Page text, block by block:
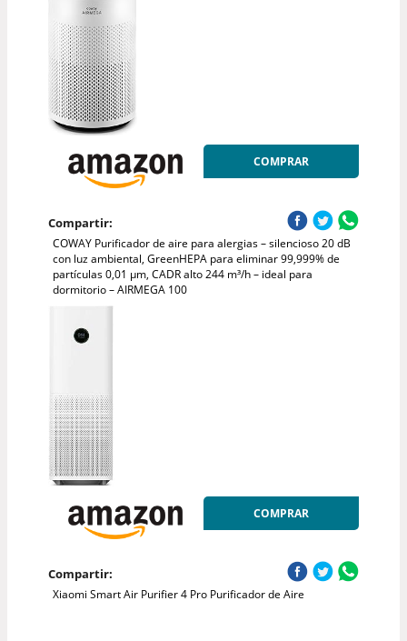
COMPRAR
Compartir:
COWAY Purificador de aire para alergias – silencioso 20 dB
con luz ambiental, GreenHEPA para eliminar 99,999% de
partículas 0,01 µm, CADR alto 244 m³/h – ideal para
dormitorio – AIRMEGA 100
COMPRAR
Compartir:
Xiaomi Smart Air Purifier 4 Pro Purificador de Aire